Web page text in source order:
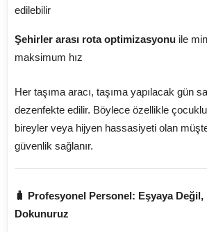
edilebilir
Şehirler arası rota optimizasyonu ile
maksimum hız
Her taşıma aracı, taşıma yapılacak gün
dezenfekte edilir. Böylece özellikle çocuklu
bireyler veya hijyen hassasiyeti olan
güvenlik sağlanır.
🧳 Profesyonel Personel: Eşyaya Değil,
Dokunuruz